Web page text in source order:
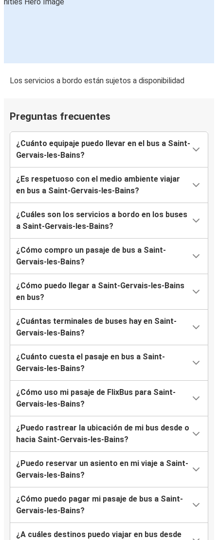
Los servicios a bordo están sujetos a disponibilidad
Preguntas frecuentes
¿Cuánto equipaje puedo llevar en el bus a Saint-
Gervais-les-Bains?
¿Es respetuoso con el medio ambiente viajar
en bus a Saint-Gervais-les-Bains?
¿Cuáles son los servicios a bordo en los buses
a Saint-Gervais-les-Bains?
¿Cómo compro un pasaje de bus a Saint-
Gervais-les-Bains?
¿Cómo puedo llegar a Saint-Gervais-les-Bains
en bus?
¿Cuántas terminales de buses hay en Saint-
Gervais-les-Bains?
¿Cuánto cuesta el pasaje en bus a Saint-
Gervais-les-Bains?
¿Cómo uso mi pasaje de FlixBus para Saint-
Gervais-les-Bains?
¿Puedo rastrear la ubicación de mi bus desde o
hacia Saint-Gervais-les-Bains?
¿Puedo reservar un asiento en mi viaje a Saint-
Gervais-les-Bains?
¿Cómo puedo pagar mi pasaje de bus a Saint-
Gervais-les-Bains?
¿A cuáles destinos puedo viajar en bus desde